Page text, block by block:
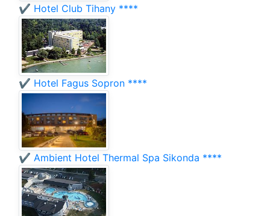
✔️ Hotel Club Tihany ****
✔️ Hotel Fagus Sopron ****
✔️ Ambient Hotel Thermal Spa Sikonda ****